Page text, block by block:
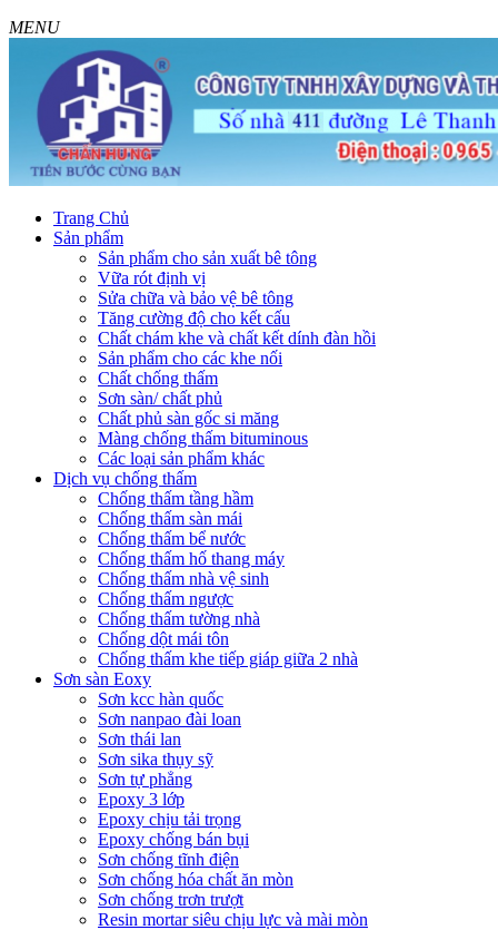
MENU
Trang Chủ
Sản phẩm
Sản phẩm cho sản xuất bê tông
Vữa rót định vị
Sửa chữa và bảo vệ bê tông
Tăng cường độ cho kết cấu
Chất chám khe và chất kết dính đàn hồi
Sản phẩm cho các khe nối
Chất chống thấm
Sơn sàn/ chất phủ
Chất phủ sàn gốc si măng
Màng chống thấm bituminous
Các loại sản phẩm khác
Dịch vụ chống thấm
Chống thấm tầng hầm
Chống thấm sàn mái
Chống thấm bể nước
Chống thấm hố thang máy
Chống thấm nhà vệ sinh
Chống thấm ngược
Chống thấm tường nhà
Chống dột mái tôn
Chống thấm khe tiếp giáp giữa 2 nhà
Sơn sàn Eoxy
Sơn kcc hàn quốc
Sơn nanpao đài loan
Sơn thái lan
Sơn sika thụy sỹ
Sơn tự phẳng
Epoxy 3 lớp
Epoxy chịu tải trọng
Epoxy chống bán bụi
Sơn chống tĩnh điện
Sơn chống hóa chất ăn mòn
Sơn chống trơn trượt
Resin mortar siêu chịu lực và mài mòn